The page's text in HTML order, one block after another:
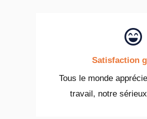
Satisfaction
Tous le monde
travail, notre